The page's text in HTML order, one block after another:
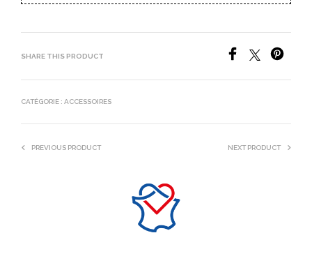
SHARE THIS PRODUCT
CATÉGORIE : ACCESSOIRES
PREVIOUS PRODUCT NEXT PRODUCT